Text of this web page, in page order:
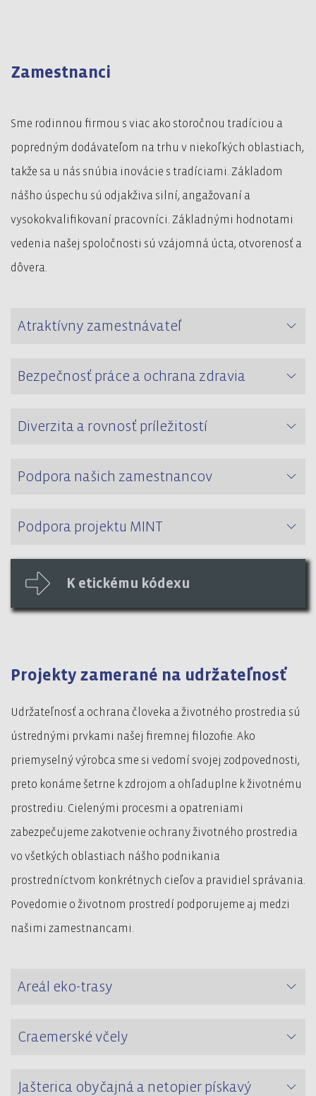
Zamestnanci
Sme rodinnou firmou s viac ako storočnou tradíciou a
popredným dodávateľom na trhu v niekoľkých oblastiach,
takže sa u nás snúbia inovácie s tradíciami. Základom
nášho úspechu sú odjakživa silní, angažovaní a
vysokokvalifikovaní pracovníci. Základnými hodnotami
vedenia našej spoločnosti sú vzájomná úcta, otvorenosť a
dôvera.
Atraktívny zamestnávateľ
Bezpečnosť práce a ochrana zdravia
Diverzita a rovnosť príležitostí
Podpora našich zamestnancov
Podpora projektu MINT
K etickému kódexu
Projekty zamerané na udržateľnosť
Udržateľnosť a ochrana človeka a životného prostredia sú
ústrednými prvkami našej firemnej filozofie. Ako
priemyselný výrobca sme si vedomí svojej zodpovednosti,
preto konáme šetrne k zdrojom a ohľaduplne k životnému
prostrediu. Cielenými procesmi a opatreniami
zabezpečujeme zakotvenie ochrany životného prostredia
vo všetkých oblastiach nášho podnikania
prostredníctvom konkrétnych cieľov a pravidiel správania.
Povedomie o životnom prostredí podporujeme aj medzi
našimi zamestnancami.
Areál eko-trasy
Craemerské včely
Jašterica obyčajná a netopier pískavý